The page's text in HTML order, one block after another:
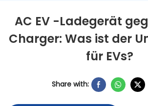
AC EV -Ladegerät
Charger: Was ist der
für EVs?
Share with: